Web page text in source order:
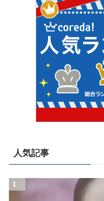
人気記事
1